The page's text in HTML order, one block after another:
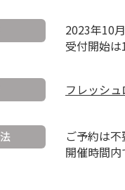
2023年10
受付開始は
フレッシ
ご予約は
開催時間内